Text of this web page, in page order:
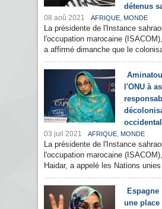
détenus
08 aoû 2021 AFRIQUE, MONDE
La présidente de l'Instance
l'occupation marocaine
a affirmé dimanche que le
l'ONU à
occidental
03 juil 2021 AFRIQUE, MONDE
La présidente de l'Instance
l'occupation marocaine
Haidar, a appelé les Nations
une place